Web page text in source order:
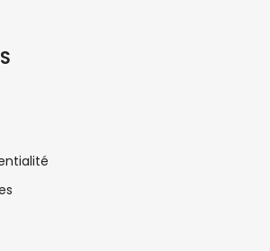
spécialisé dans la
d’objets chinois
vous propose d’authentiques
trésors dénichés avec